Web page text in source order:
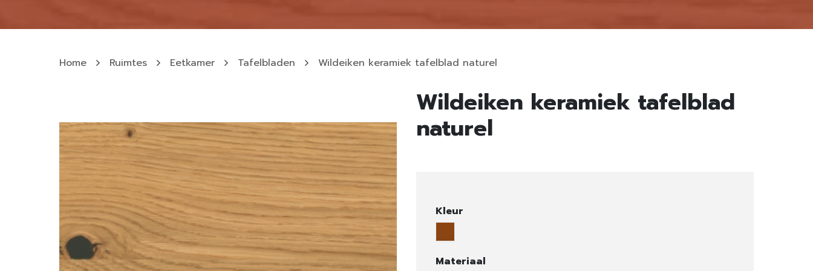
Home Ruimtes Eetkamer Tafelbladen Wildeiken keramiek tafelblad naturel
Wildeiken keramiek tafelblad
naturel
Kleur
Materiaal